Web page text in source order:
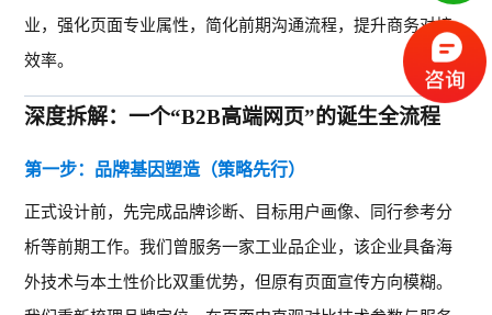
业，强化页面专业属性，简化前期沟通流程，提升商务对接
效率。
深度拆解：一个“B2B高端网页”的诞生全流程
第一步：品牌基因塑造（策略先行）
正式设计前，先完成品牌诊断、目标用户画像、同行参考分
析等前期工作。我们曾服务一家工业品企业，该企业具备海
外技术与本土性价比双重优势，但原有页面宣传方向模糊。